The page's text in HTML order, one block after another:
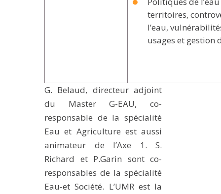
territoires,
l’eau,
usages et gestion
G. Belaud, directeur adjoint
du Master G-EAU, co-
responsable de la spécialité
Eau et Agriculture est aussi
animateur de l’Axe 1. S.
Richard et P.Garin sont co-
responsables de la spécialité
Eau-et Société. L’UMR est la